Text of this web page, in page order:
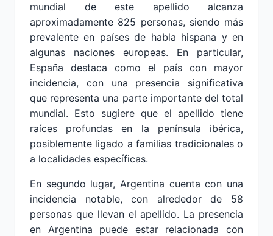
mundial de este apellido alcanza
aproximadamente 825 personas, siendo más
prevalente en países de habla hispana y en
algunas naciones europeas. En particular,
España destaca como el país con mayor
incidencia, con una presencia significativa
que representa una parte importante del total
mundial. Esto sugiere que el apellido tiene
raíces profundas en la península ibérica,
posiblemente ligado a familias tradicionales o
a localidades específicas.
En segundo lugar, Argentina cuenta con una
incidencia notable, con alrededor de 58
personas que llevan el apellido. La presencia
en Argentina puede estar relacionada con